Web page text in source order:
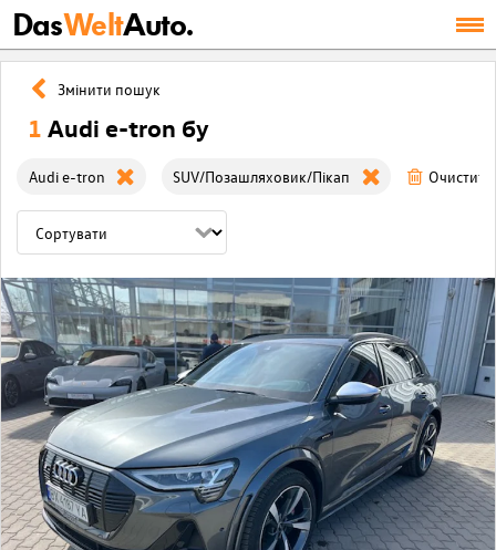
DasWeltAuto.
Змінити пошук
1 Audi e-tron бу
Audi e-tron SUV/Позашляховик/Пікап Очистити